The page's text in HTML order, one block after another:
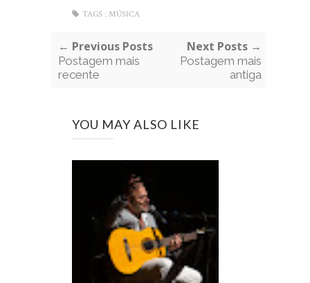
TAGS : MÚSICA
← Previous Posts
Postagem mais
recente
Next Posts →
Postagem mais
antiga
YOU MAY ALSO LIKE